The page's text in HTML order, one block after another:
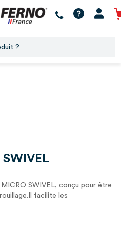
SWIVEL, conçu pour être
facilite les